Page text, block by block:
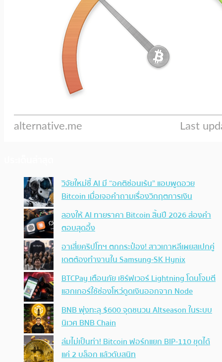
วิจัยใหม่ชี้ AI มี “อคติซ่อนเร้น” แอบพูดอวย
Bitcoin เมื่อเจอคำถามเรื่องวิกฤตการเงิน
ลองให้ AI ทายราคา Bitcoin สิ้นปี 2026 ส่องคำ
ตอบสุดอึ้ง
อาเสี่ยคริปโทฯ ตกกระป๋อง! สาวเกาหลีเผยสเปกคู่
เดตต้องทำงานใน Samsung-SK Hynix
BTCPay เตือนภัย เซิร์ฟเวอร์ Lightning โดนโจมตี
แฮกเกอร์ใช้ช่องโหว่ดูดเงินออกจาก Node
BNB พุ่งทะลุ $600 จุดชนวน Altseason ในระบบ
นิเวศ BNB Chain
ล่มไม่เป็นท่า! Bitcoin ฟอร์กแยก BIP-110 ขุดได้
แค่ 2 บล็อก แล้วดับสนิท